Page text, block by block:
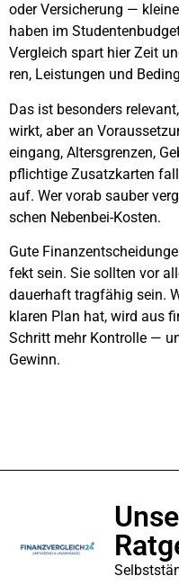
oder Ver­si­che­rung —
haben im
Ver­gleich spart hier Zeit
ren, Leis­tun­gen und
Das ist beson­ders
wirkt, aber an
ein­gang, Alters­gren­zen,
pflich­ti­ge Zusatz­kar­ten
auf. Wer vor­ab sau­ber
schen Neben­bei-Kos­ten.
Gute
fekt sein. Sie soll­ten vor
dau­er­haft trag­fä­hig sein.
kla­ren Plan hat, wird aus
Schritt mehr Kon­trol­le —
Gewinn.